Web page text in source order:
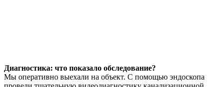
Диагностика: что показало обследование?
Мы оперативно выехали на объект. С помощью эндоскопа